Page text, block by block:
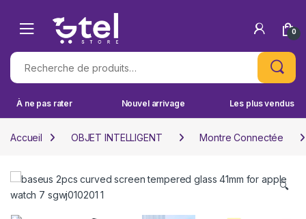
0
Recherche pour :
À ne pas rater Nouvel arrivage Les plus vendus
Accueil OBJET INTELLIGENT Montre Connectée
🔍